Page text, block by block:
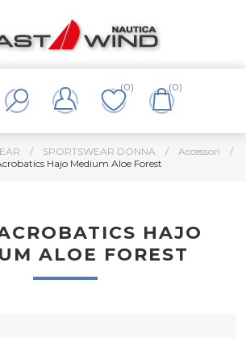
(0) (0)
/ SPORTSWEAR DONNA / Accessori
/
Hajo Medium Aloe Forest
HAJO
ALOE FOREST